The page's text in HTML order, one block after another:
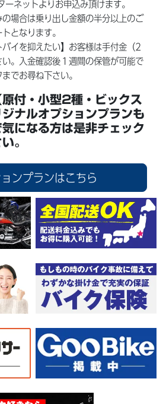
ネットよりお申込み頂けます。
場合は乗り出し金額の半分以上のご
となります。
イを抑えたい】お客様は手付金（2
。入金確認後１週間の保管が可能で
でお尋ね下さい。
付・小型2種・ビックス
ナルオプションプランも
になる方は是非チェック
。
ンプランはこちら